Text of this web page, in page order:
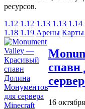
ресурсов.
1.12 1.12 1.13 1.13 1.14
1.18 1.19 Арены Карты
спавн
16